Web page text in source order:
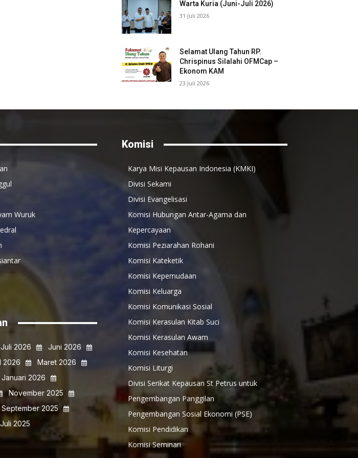
Warta Kuria (Juni-Juli 2026)
31 Juli 2026
Selamat Ulang Tahun RP.
Chrispinus Silalahi OFMCap –
Ekonom KAM
23 Juli 2026
Wuruk
Juli 2026
Juni 2026
2026
Maret 2026
Januari 2026
November 2025
September 2025
Juli 2025
Komisi
Karya Misi Kepausan Indonesia (KMKI)
Divisi Sekami
Divisi Evangelisasi
Komisi Hubungan Antar-Agama dan
Kepercayaan
Komisi Peziarahan Rohani
Komisi Kateketik
Komisi Kepemudaan
Komisi Keluarga
Komisi Komunikasi Sosial
Komisi Kerasulan Kitab Suci
Komisi Kerasulan Awam
Komisi Kesehatan
Komisi Liturgi
Divisi Serikat Kepausan St Petrus untuk
Pengembangan Panggilan
Pengembangan Sosial Ekonomi (PSE)
Komisi Pendidikan
Komisi Seminari